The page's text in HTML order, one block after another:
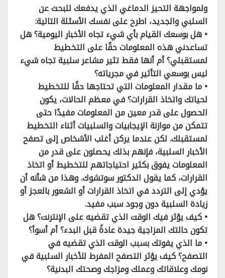
ولمواجهة التحيز الدماغي الذي يدفعك للبحث عن
السلبي والجديد، اطرح على نفسك الأسئلة التالية:
• هل بوسعك القيام بأي شيء تجاه الأخبار اليومية؟ هل
تساعدني هذه المعلومات حقًا على التخطيط
لمستقبلي؟ أم أنها فقط تثير مشاعر سلبية تجاه شيء
ليس بوسعي التأثير في مجرياته؟
• ما مقدار المعلومات التي تحتاجها حقًا للتخطيط
لحياتك واتخاذ القرارات؟ في معظم الحالات، يكون
الحصول على قدر معين من المعلومات مفيدًا حتى
تتمكن من موازنة الإيجابيات والسلبيات أثناء التخطيط
لمستقبلك. لكن عندما يركن أغلب الأشخاص إلى تصفح
الأخبار السلبية، فإنهم بذلك يحصلون على قدر من
المعلومات يفوق بكثير احتياجاتهم للتخطيط أو اتخاذ
القرارات، كما يقول الدكتور سوتشوك. وهذا من شأنه أن
يؤدي إلى التردد في اتخاذ القرارات أو الشعور بالعجز أو
زيادة السلبية دون وجود سبب مفيد.
• كيف يؤثر فيك الوقت الذي تقضيه على الإنترنت؟ هل
تكون حالتك المزاجية جيدة عادةً قبل البدء؟ أم أسوأ؟
• ما الذي يفوتك بسبب الوقت الذي تقضيه في
التصفح؟ كيف يؤثر التصفح المفرط للأخبار السلبية في
نومك وعلاقاتك وعملك ومزاجك وصحتك البدنية؟